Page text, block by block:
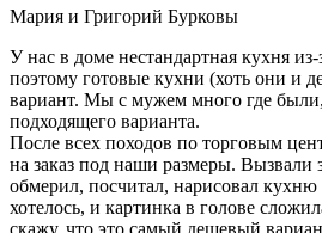
Мария и Григорий Бурковы
У нас в доме нестандартная кухня
поэтому готовые кухни (хоть они и
вариант. Мы с мужем много где
подходящего варианта.
После всех походов по торговым
на заказ под наши размеры. Вызвали
обмерил, посчитал, нарисовал
хотелось, и картинка в голове
скажу, что это самый дешевый